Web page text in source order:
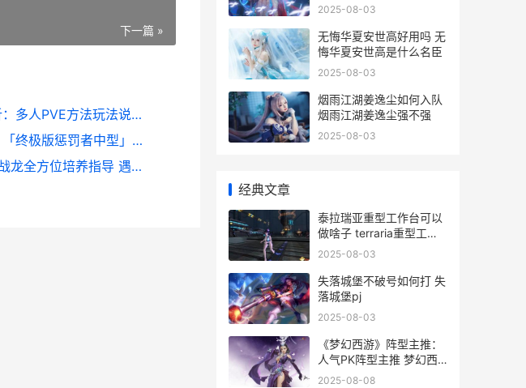
下一篇 »
《古魂》多人方法全解析：多人PVE方法玩法说明 魂血古戒
《机甲战队》武器策略：「终极版惩罚者中型」武器详细解答 机甲战队游戏视频
《遇见龙2》新人策略：战龙全方位培养指导 遇见龙最强组合
2025-08-03
无悔华夏安世高好用吗 无
悔华夏安世高是什么名臣
2025-08-03
烟雨江湖姜逸尘如何入队
烟雨江湖姜逸尘强不强
2025-08-03
经典文章
泰拉瑞亚重型工作台可以
做啥子 terraria重型工作
台
2025-08-03
失落城堡不破号如何打 失
落城堡pj
2025-08-03
《梦幻西游》阵型主推：
人气PK阵型主推 梦幻西
游阵法效果大全
2025-08-08